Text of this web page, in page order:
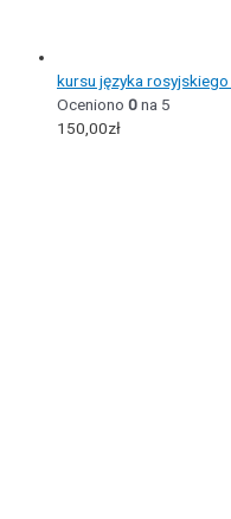
kursu języka
Oceniono 0na 5
150,00zł